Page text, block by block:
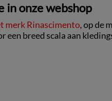
in onze webshop
merk Rinascimento, op de
breed scala aan